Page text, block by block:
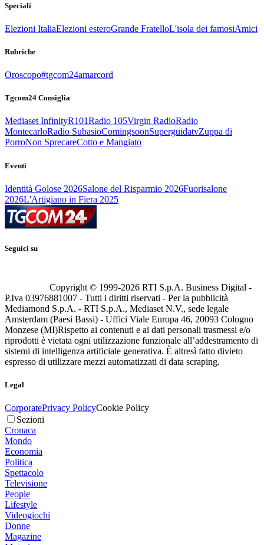
Speciali
Elezioni ItaliaElezioni esteroGrande FratelloL'isola dei famosiAmici
Rubriche
Oroscopo#tgcom24amarcord
Tgcom24 Consiglia
Mediaset InfinityR101Radio 105Virgin RadioRadio
MontecarloRadio SubasioComingsoonSuperguidatvZuppa di
PorroNon SprecareCotto e Mangiato
Eventi
Identità Golose 2026Salone del Risparmio 2026Fuorisalone
2026L'Artigiano in Fiera 2025
Seguici su
Copyright © 1999-2026 RTI S.p.A. Business Digital -
P.Iva 03976881007 - Tutti i diritti riservati - Per la pubblicità
Mediamond S.p.A. - RTI S.p.A., Mediaset N.V., sede legale
Amsterdam (Paesi Bassi) - Uffici Viale Europa 46, 20093 Cologno
Monzese (MI)Rispetto ai contenuti e ai dati personali trasmessi e/o
riprodotti è vietata ogni utilizzazione funzionale all’addestramento di
sistemi di intelligenza artificiale generativa. È altresì fatto divieto
espresso di utilizzare mezzi automatizzati di data scraping.
Legal
CorporatePrivacy PolicyCookie Policy
Sezioni
Cronaca
Mondo
Economia
Politica
Spettacolo
Televisione
People
Lifestyle
Videogiochi
Donne
Magazine